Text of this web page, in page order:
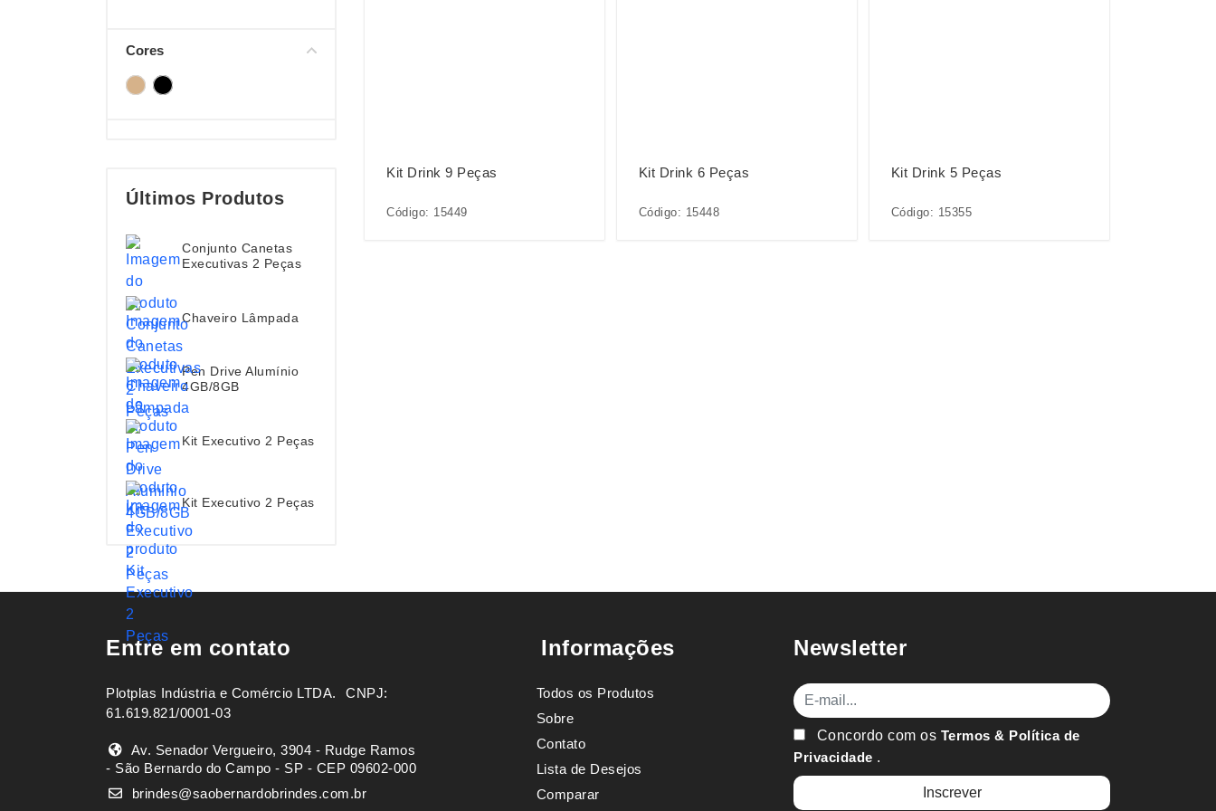
Cores
Últimos Produtos
Conjunto Canetas
Executivas 2 Peças
Chaveiro Lâmpada
Pen Drive Alumínio
4GB/8GB
Kit Executivo 2 Peças
Kit Executivo 2 Peças
Kit Drink 9 Peças
Código: 15449
Kit Drink 6 Peças
Código: 15448
Kit Drink 5 Peças
Código: 15355
Entre em contato
Plotplas Indústria e Comércio LTDA. ㅤㅤㅤ CNPJ:
61.619.821/0001-03
Av. Senador Vergueiro, 3904 - Rudge Ramos
- São Bernardo do Campo - SP - CEP 09602-000
brindes@saobernardobrindes.com.br
Informações
Todos os Produtos
Sobre
Contato
Lista de Desejos
Comparar
Newsletter
E-mail
Concordo com os Termos & Política de
Privacidade .